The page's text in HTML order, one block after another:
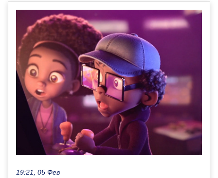
19:21, 05 Фев